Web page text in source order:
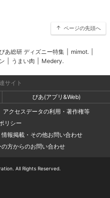
ページの先頭へ
あ総研 ディズニー特集 mimot.
うまい肉 Medery.
サイト
ぴあ(アプリ&Web)
アクセスデータの利用・著作権等
リシー
報掲載・その他お問い合わせ
方からのお問い合わせ
All Rights Reserved.